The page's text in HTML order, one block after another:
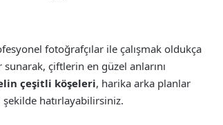
fotoğrafçılar ile çalışmak oldukça
çiftlerin en güzel anlarını
çeşitli köşeleri, harika arka planlar
hatırlayabilirsiniz.